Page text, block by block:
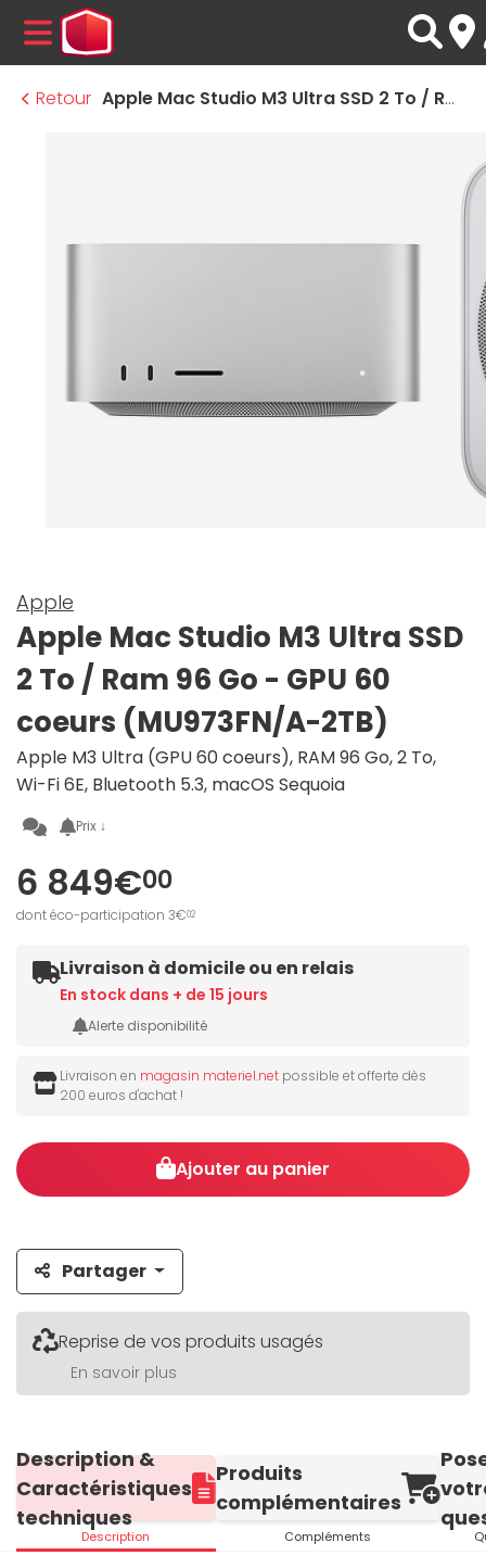
MENU
Retour
Apple Mac Studio M3 Ultra SSD 2 To / Ram 96 Go - GPU 60 coeurs (MU973FN/A-2TB)
Apple
Apple Mac Studio M3 Ultra SSD
2 To / Ram 96 Go - GPU 60
coeurs (MU973FN/A-2TB)
Apple M3 Ultra (GPU 60 coeurs), RAM 96 Go, 2 To,
Wi-Fi 6E, Bluetooth 5.3, macOS Sequoia
Prix ↓
6 849€00
dont éco-participation 3€02
Livraison à domicile ou en relais
En stock dans + de 15 jours
Alerte disponibilité
Livraison en magasin materiel.net possible et offerte dès
200 euros d'achat !
Ajouter au panier
Partager
Reprise de vos produits usagés
En savoir plus
Description &
Caractéristiques
techniques
Description
Produits
complémentaires
Compléments